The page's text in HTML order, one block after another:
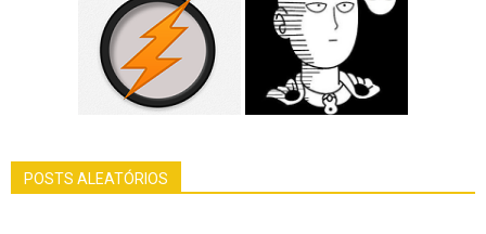
POSTS ALEATÓRIOS